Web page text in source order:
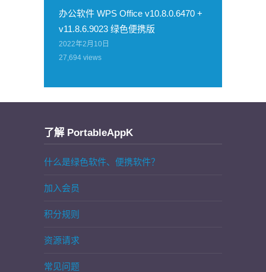
办公软件 WPS Office v10.8.0.6470 +
v11.8.6.9023 绿色便携版
2022年2月10日
27,694 views
了解 PortableAppK
什么是绿色软件、便携软件？
加入会员
积分规则
资源请求
常见问题